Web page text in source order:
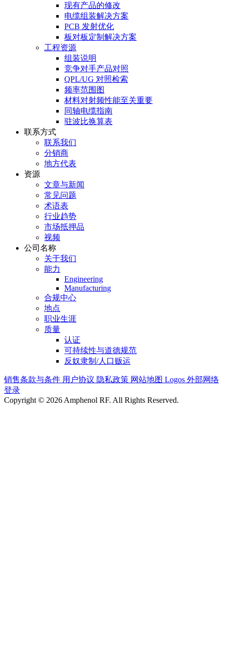
现有产品的修改
电缆组装解决方案
PCB 发射优化
板对板定制解决方案
工程资源
组装说明
竞争对手产品对照
QPL/UG 对照检索
频率范围图
材料对射频性能至关重要
同轴电缆指南
驻波比换算表
联系方式
联系我们
分销商
地方代表
资源
文章与新闻
常见问题
术语表
行业趋势
市场抵押品
视频
公司名称
关于我们
能力
Engineering
Manufacturing
合规中心
地点
职业生涯
质量
认证
可持续性与道德规范
反奴隶制/人口贩运
销售条款与条件 用户协议 隐私政策 网站地图 Logos 外部网络
登录
Copyright © 2026 Amphenol RF. All Rights Reserved.